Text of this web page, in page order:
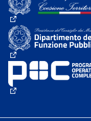
(Collegamento
(Collegamento